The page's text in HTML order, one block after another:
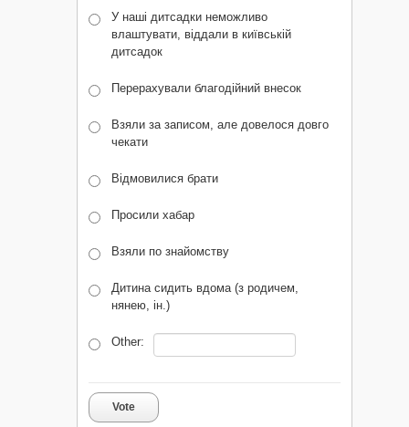
У наші дитсадки неможливо
влаштувати, віддали в київській
дитсадок
Перерахували благодійний внесок
Взяли за записом, але довелося довго
чекати
Відмовилися брати
Просили хабар
Взяли по знайомству
Дитина сидить вдома (з родичем,
нянею, ін.)
Other:
Vote